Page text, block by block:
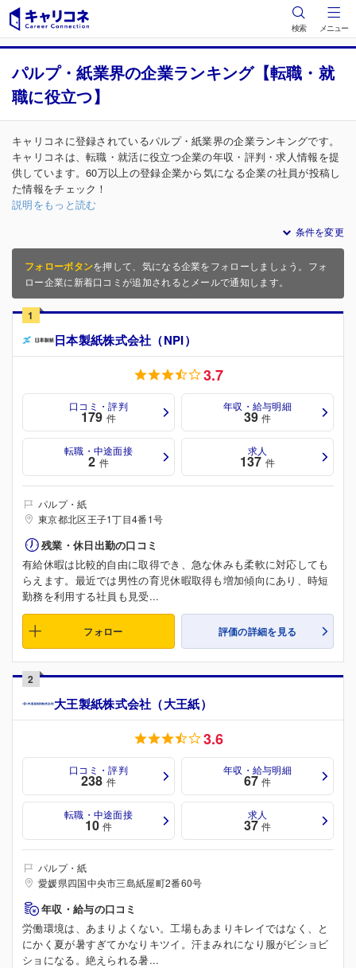
検索 メニュー
パルプ・紙業界の企業ランキング【転職・就
職に役立つ】
キャリコネに登録されているパルプ・紙業界の企業ランキングです。
キャリコネは、転職・就活に役立つ企業の年収・評判・求人情報を提
供しています。60万以上の登録企業から気になる企業の社員が投稿し
た情報をチェック！
説明をもっと読む
条件を変更
フォローボタンを押して、気になる企業をフォローしましょう。フォ
ロー企業に新着口コミが追加されるとメールで通知します。
1
日本製紙株式会社（NPI）
3.7
口コミ・評判
179 件
年収・給与明細
39 件
転職・中途面接
2 件
求人
137 件
パルプ・紙
東京都北区王子1丁目4番1号
残業・休日出勤の口コミ
有給休暇は比較的自由に取得でき、急な休みも柔軟に対応しても
らえます。最近では男性の育児休暇取得も増加傾向にあり、時短
勤務を利用する社員も見受...
フォロー 評価の詳細を見る
2
大王製紙株式会社（大王紙）
3.6
口コミ・評判
238 件
年収・給与明細
67 件
転職・中途面接
10 件
求人
37 件
パルプ・紙
愛媛県四国中央市三島紙屋町2番60号
年収・給与の口コミ
労働環境は、あまりよくない。工場もあまりキレイではなく、と
にかく夏が暑すぎてかなりキツイ。汗まみれになり服がビショビ
ショになる。絶えられる暑...